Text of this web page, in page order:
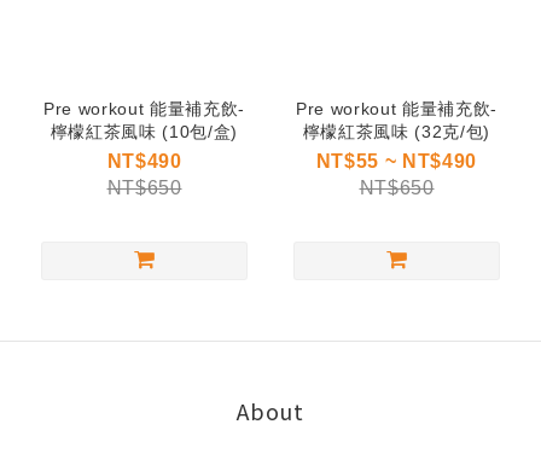
Pre workout 能量補充飲-
檸檬紅茶風味 (10包/盒)
NT$490
NT$650
Pre workout 能量補充飲-
檸檬紅茶風味 (32克/包)
NT$55 ~ NT$490
NT$650
About